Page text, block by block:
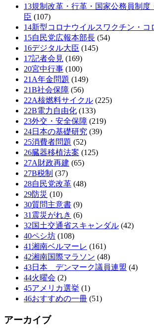
13規制改革・行革・国家公務員制度
臣 (107)
14新型コロナウイルスワクチン・コ
15自民党広報本部長 (54)
16デジタル大臣 (145)
17記者会見 (169)
20宮中行事 (100)
21A年金問題 (149)
21B社会保障 (56)
22A核燃料サイクル (225)
22B電力自由化 (133)
23外交・安全保障 (219)
24日本の基礎研究 (39)
25消費者問題 (52)
26臓器移植法案 (125)
27A財政再建 (65)
27B税制 (37)
28自民党改革 (48)
29防災 (10)
30質問主意書 (9)
31震災がれき (6)
32国土交通省スキャンダル (42)
40ペシ坊 (108)
41湘南ベルマーレ (161)
42湘南国際マラソン (48)
43日本 デンマーク議員連盟 (4)
44火曜会 (2)
45アメリカ選挙 (1)
46おすすめの一冊 (51)
アーカイブ